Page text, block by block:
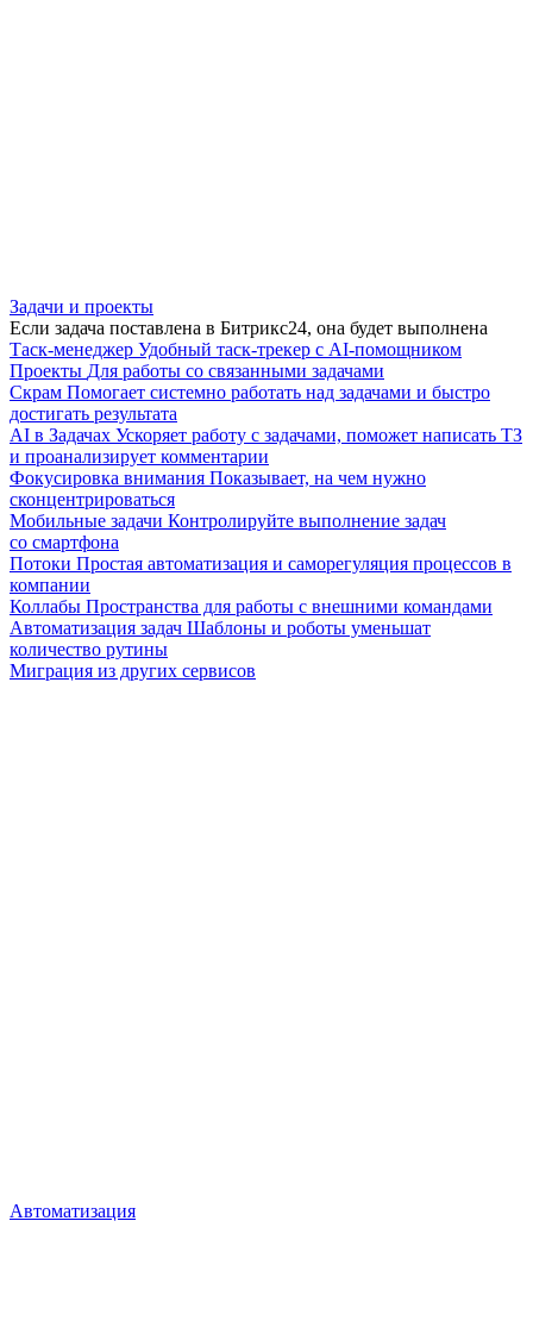
Задачи и проекты
Если задача поставлена в Битрикс24, она будет выполнена
Таск-менеджер Удобный таск-трекер с AI-помощником
Проекты Для работы со связанными задачами
Скрам Помогает системно работать над задачами и быстро
достигать результата
AI в Задачах Ускоряет работу с задачами, поможет написать ТЗ
и проанализирует комментарии
Фокусировка внимания Показывает, на чем нужно
сконцентрироваться
Мобильные задачи Контролируйте выполнение задач
со смартфона
Потоки Простая автоматизация и саморегуляция процессов в
компании
Коллабы Пространства для работы с внешними командами
Автоматизация задач Шаблоны и роботы уменьшат
количество рутины
Миграция из других сервисов
Автоматизация